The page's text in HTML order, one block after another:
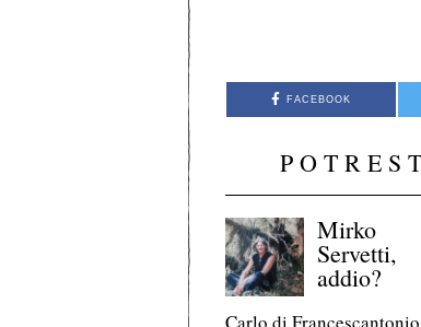
FACEBOOK
Mirko
Servetti,
addio?
Carlo di Francescantonio